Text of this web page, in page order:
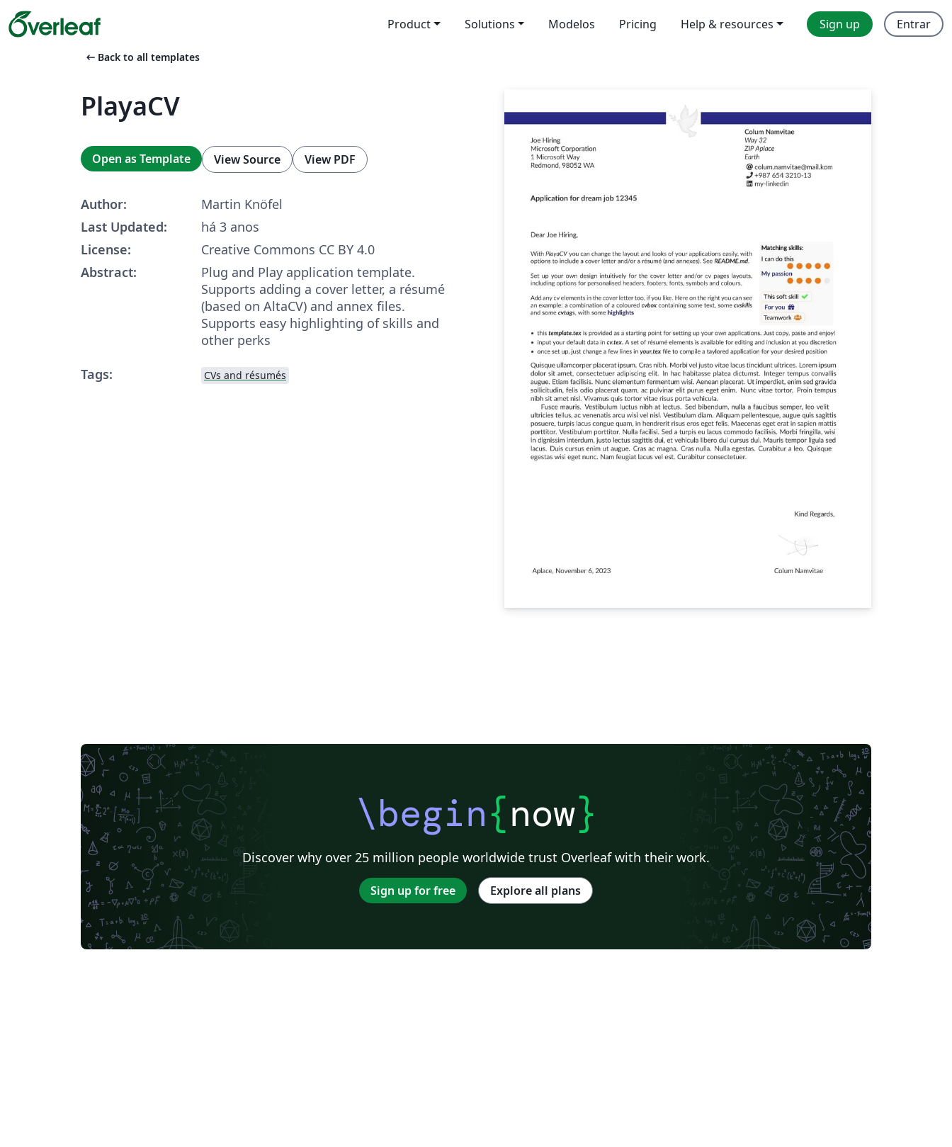
Product Solutions Modelos Pricing Help & resources Sign up Entrar
arrow_left_alt Back to all templates
PlayaCV
Open as Template View Source View PDF
Author:
Martin Knöfel
Last Updated:
há 3 anos
License:
Creative Commons CC BY 4.0
Abstract:
Plug and Play application template.
Supports adding a cover letter, a résumé
(based on AltaCV) and annex files.
Supports easy highlighting of skills and
other perks
Tags:
CVs and résumés
\begin{now}
Discover why over 25 million people worldwide trust Overleaf with their work.
Sign up for free Explore all plans